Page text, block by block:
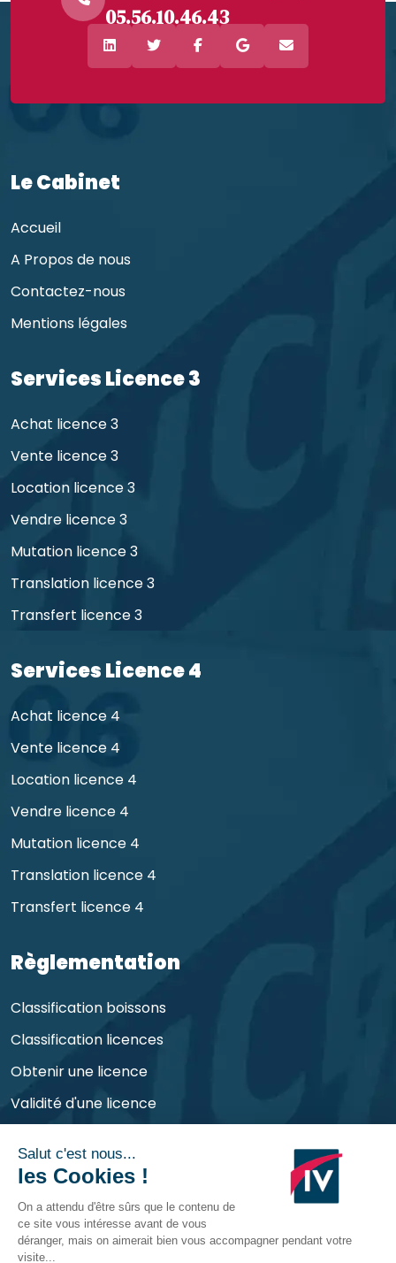
05.56.10.46.43
Le Cabinet
Accueil
A Propos de nous
Contactez-nous
Mentions légales
Services Licence 3
Achat licence 3
Vente licence 3
Location licence 3
Vendre licence 3
Mutation licence 3
Translation licence 3
Transfert licence 3
Services Licence 4
Achat licence 4
Vente licence 4
Location licence 4
Vendre licence 4
Mutation licence 4
Translation licence 4
Transfert licence 4
Règlementation
Classification boissons
Classification licences
Obtenir une licence
Validité d'une licence
©CHR Consult2026 | Tous droits réservés et